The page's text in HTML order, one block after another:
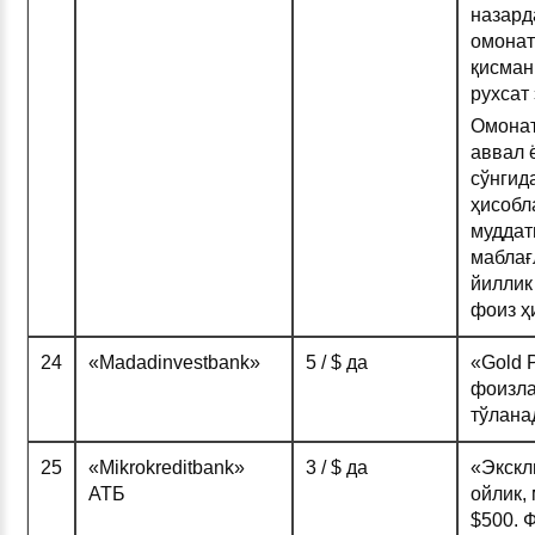
аввал
фоиз
24 «Madadinvestbank» 5 / $ да
«Gold
25
«Mikrokreditbank»
АТБ
3 / $ да
ойлик,
$500.